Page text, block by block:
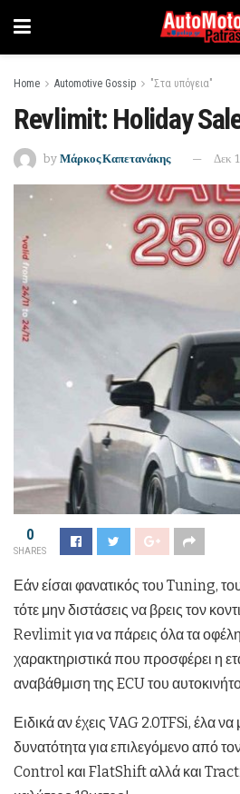
Home Automotive Gossip "Στα υπόγεια"
Revlimit: Holiday
by Μάρκος Καπετανάκης Δεκ
0
SHARES
Εάν είσαι φανατικός του Tuning,
τότε μην διστάσεις να βρεις τον
Revlimit για να πάρεις όλα τα
χαρακτηριστικά που προσφέρει η
αναβάθμιση της ECU του
Ειδικά αν έχεις VAG 2.0TFSi, έλα να
δυνατότητα για επιλεγόμενο από
Control και FlatShift αλλά και